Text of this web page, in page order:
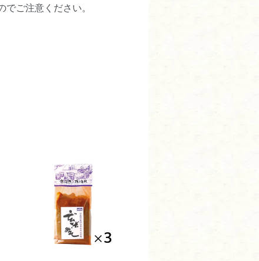
す。
。
とうございます。素敵
ご愛顧いただけるよう
ご注意ください。